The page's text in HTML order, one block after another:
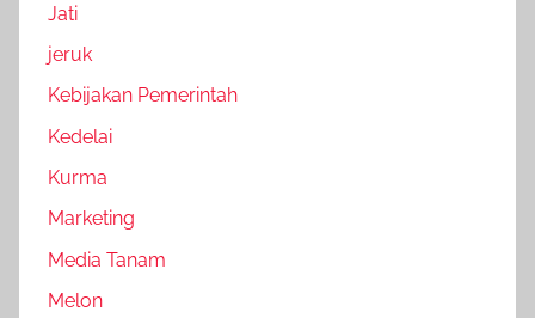
Jati
jeruk
Kebijakan Pemerintah
Kedelai
Kurma
Marketing
Media Tanam
Melon